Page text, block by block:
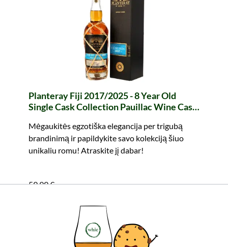
Planteray Fiji 2017/2025 - 8 Year Old
Single Cask Collection Pauillac Wine Cask
Mėgaukitės egzotiška elegancija per trigubą
brandinimą ir papildykite savo kolekciją šiuo
unikaliu romu! Atraskite jį dabar!
59,99 €
įskaitant PVM, be siuntimo išlaidų
Į krepšelį